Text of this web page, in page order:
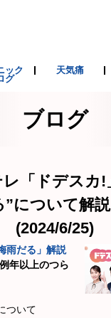
ック 天気痛
グ
ブログ
レ「ドデスカ!
”について解
(2024/6/25)
雨だる」解説
年以上のつら
ついて